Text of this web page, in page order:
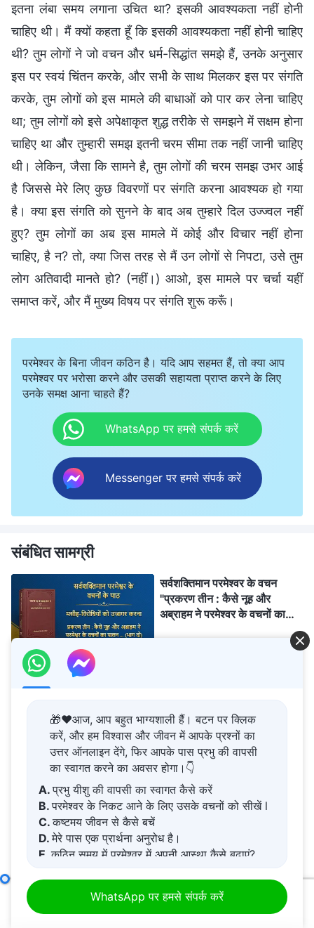
इतना लंबा समय लगाना उचित था? इसकी आवश्यकता नहीं होनी
चाहिए थी। मैं क्यों कहता हूँ कि इसकी आवश्यकता नहीं होनी चाहिए
थी? तुम लोगों ने जो वचन और धर्म-सिद्धांत समझे हैं, उनके अनुसार
इस पर स्वयं चिंतन करके, और सभी के साथ मिलकर इस पर संगति
करके, तुम लोगों को इस मामले की बाधाओं को पार कर लेना चाहिए
था; तुम लोगों को इसे अपेक्षाकृत शुद्ध तरीके से समझने में सक्षम होना
चाहिए था और तुम्हारी समझ इतनी चरम सीमा तक नहीं जानी चाहिए
थी। लेकिन, जैसा कि सामने है, तुम लोगों की चरम समझ उभर आई
है जिससे मेरे लिए कुछ विवरणों पर संगति करना आवश्यक हो गया
है। क्या इस संगति को सुनने के बाद अब तुम्हारे दिल उज्ज्वल नहीं
हुए? तुम लोगों का अब इस मामले में कोई और विचार नहीं होना
चाहिए, है न? तो, क्या जिस तरह से मैं उन लोगों से निपटा, उसे तुम
लोग अतिवादी मानते हो? (नहीं।) आओ, इस मामले पर चर्चा यहीं
समाप्त करें, और मैं मुख्य विषय पर संगति शुरू करूँ।
परमेश्वर के बिना जीवन कठिन है। यदि आप सहमत हैं, तो क्या आप
परमेश्वर पर भरोसा करने और उसकी सहायता प्राप्त करने के लिए
उनके समक्ष आना चाहते हैं?
WhatsApp पर हमसे संपर्क करें
Messenger पर हमसे संपर्क करें
संबंधित सामग्री
सर्वशक्तिमान परमेश्वर के वचन
"प्रकरण तीन : कैसे नूह और
अब्राहम ने परमेश्वर के वचनों का
पालन किया और उसके प्रति समर्पण
16:46
31:18
सर्वशक्तिमान परमेश्वर के वचन "स्वयं
परमेश्वर, जो अद्वितीय है III परमेश्वर
का अधिकार (II)" (भाग पांच)
सर्वशक्तिमान परमेश्वर के वचन
महत्वपूर्ण उसके वचनों का अभ्यास
और अनुभव करना है" (भाग एक)
🎁❤️आज, आप बहुत भाग्यशाली हैं। बटन पर क्लिक
करें, और हम विश्वास और जीवन में आपके प्रश्नों का
उत्तर ऑनलाइन देंगे, फिर आपके पास प्रभु की वापसी
का स्वागत करने का अवसर होगा।👇
A.प्रभु यीशु की वापसी का स्वागत कैसे करें
B.परमेश्वर के निकट आने के लिए उसके वचनों को सीखें l
C.कष्टमय जीवन से कैसे बचें
D.मेरे पास एक प्रार्थना अनुरोध है।
E.कठिन समय में परमेश्वर में अपनी आस्था कैसे बढ़ाएं?
WhatsApp पर हमसे संपर्क करें
मद सात : वे दुष्ट, धूर्त और कपटी हैं (भाग दो)खंड दो